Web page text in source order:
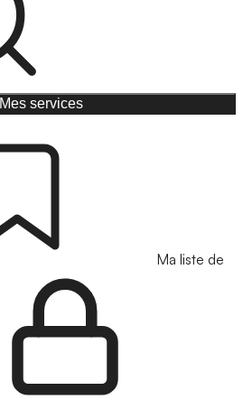
Mes services
Ma liste de